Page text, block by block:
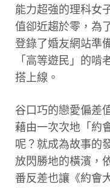
能力超強的理科女
值卻近趨於零，為
登錄了婚友網站準
「高等遊民」的啃
搭上線。
谷口巧的戀愛偏差
藉由一次次地「約
呢？就成為故事的
放閃勝地的橫濱，
番反差也讓《約會